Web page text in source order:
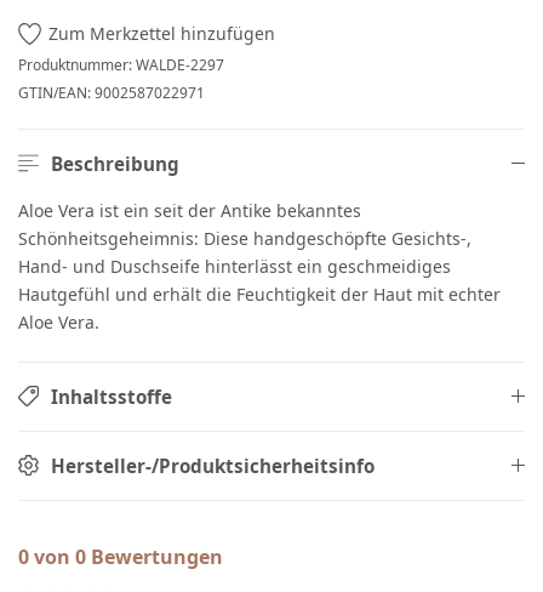
Zum Merkzettel hinzufügen
Produktnummer:WALDE-2297
GTIN/EAN:9002587022971
Beschreibung
Aloe Vera ist ein seit der Antike bekanntes
Schönheitsgeheimnis: Diese handgeschöpfte Gesichts-,
Hand- und Duschseife hinterlässt ein geschmeidiges
Hautgefühl und erhält die Feuchtigkeit der Haut mit echter
Aloe Vera.
Inhaltsstoffe
Hersteller-/Produktsicherheitsinfo
0 von 0 Bewertungen